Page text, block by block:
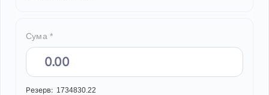
Сума *
Резерв: 1734830.22